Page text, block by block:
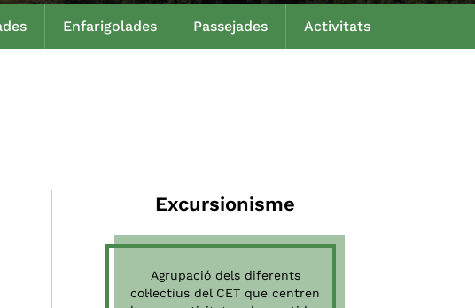
Enfarigolades Passejades Activitats
Excursionisme
Agrupació dels diferents
col·lectius del CET que centren